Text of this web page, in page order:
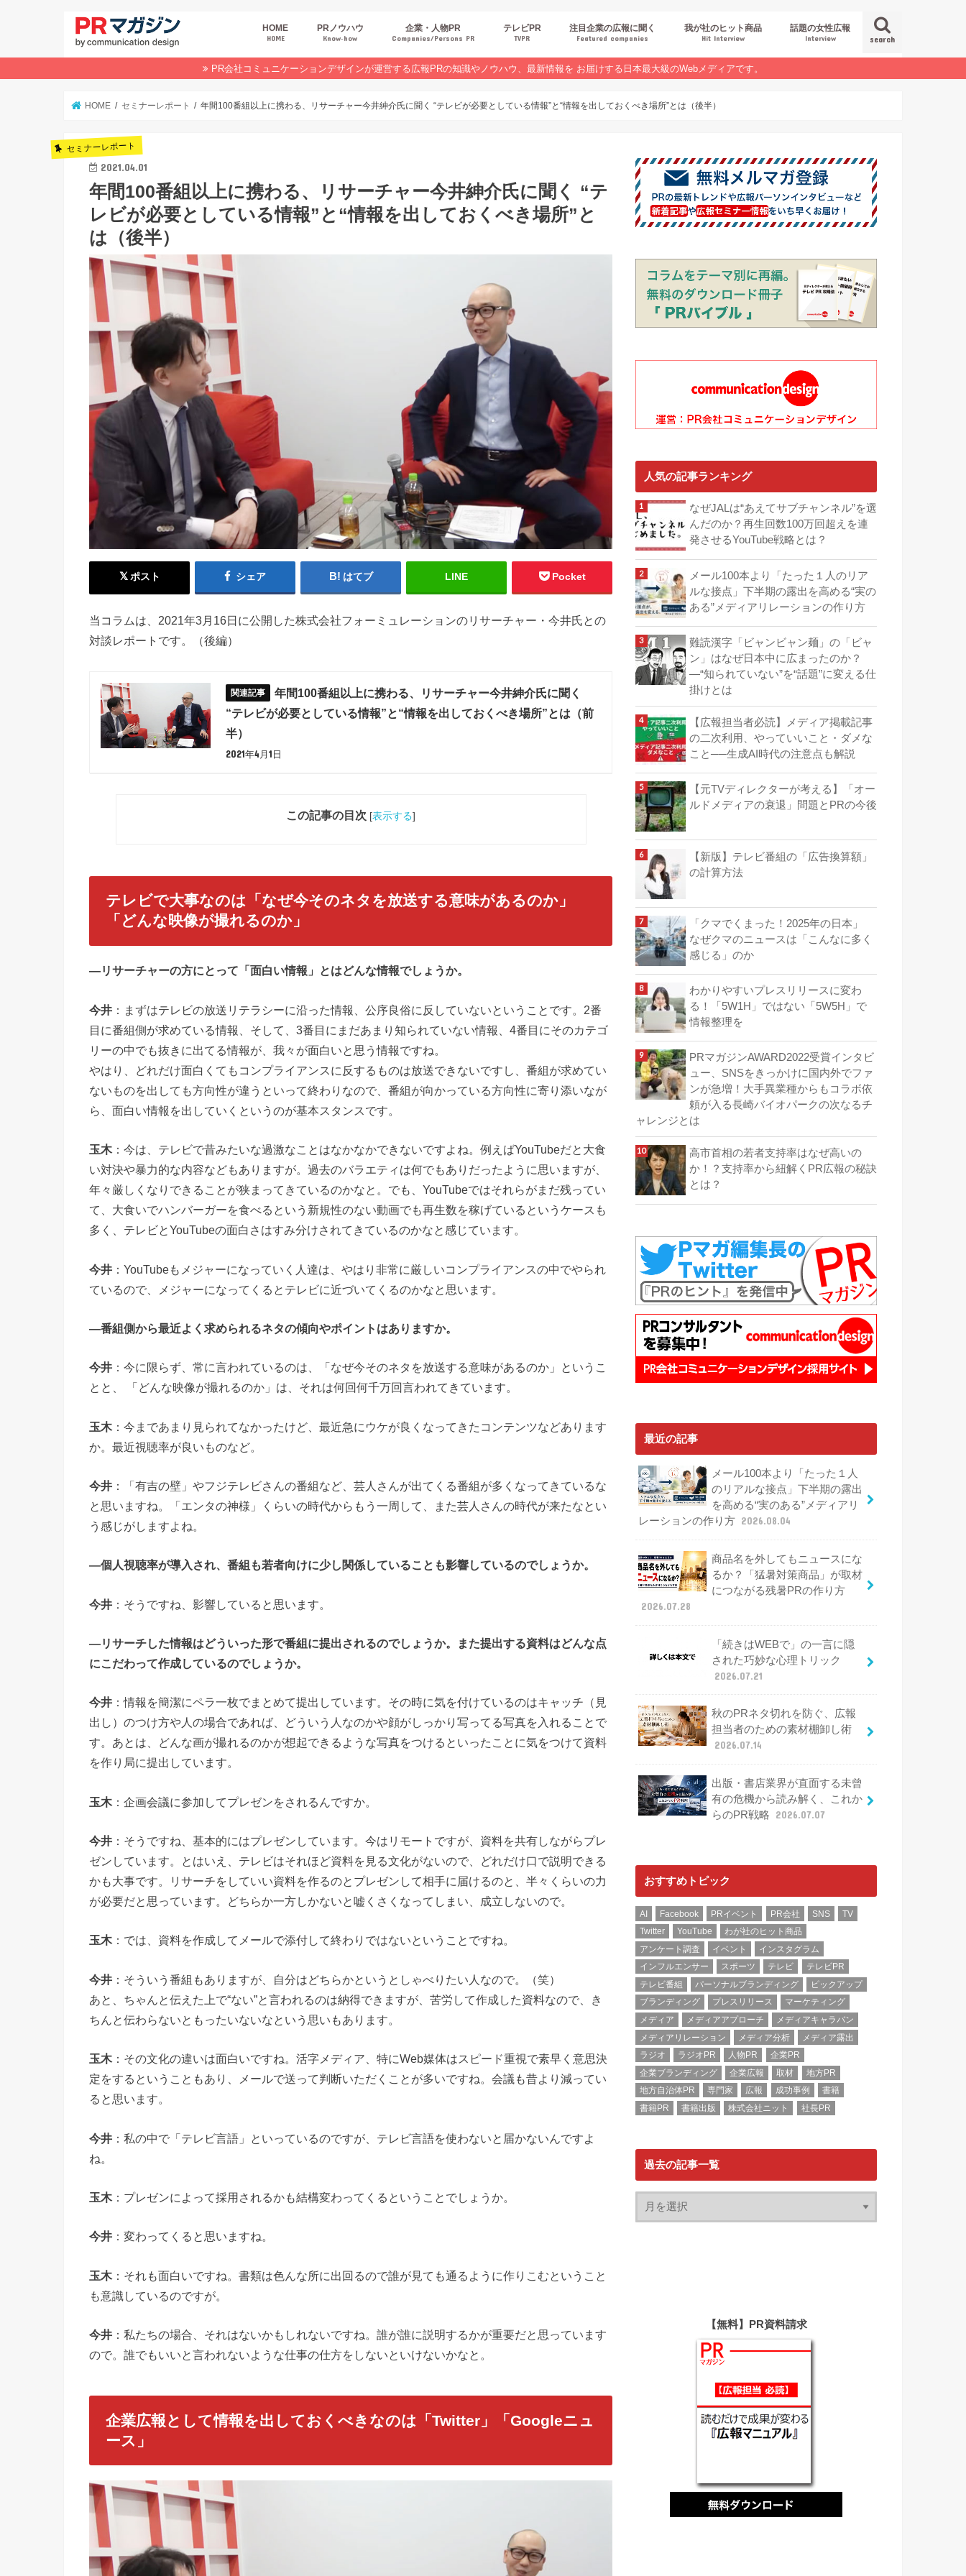
search
HOME
HOME
PRノウハウ
Know‐how
広報スキルUP
商品・サービスPR
デジタルPR
PRトレンド
イベントPR
業界コラム
オンラインセミナーレポート
企業・人物PR
Companies/Persons PR
テレビPR
TVPR
注目企業の広報に聞く
Featured companies
我が社のヒット商品
Hit Interview
話題の女性広報
Interview
PR会社コミュニケーションデザインが運営する広報PRの知識やノウハウ、最新情報を お届けする日本最大級のWebメディアです。
HOME セミナーレポート 年間100番組以上に携わる、リサーチャー今井紳介氏に聞く “テレビが必要としている情報”と“情報を出しておくべき場所”とは（後半）
セミナーレポート
2021.04.01
年間100番組以上に携わる、リサーチャー今井紳介氏に聞く “テ
レビが必要としている情報”と“情報を出しておくべき場所”と
は（後半）
ポスト シェア はてブ LINE Pocket
当コラムは、2021年3月16日に公開した株式会社フォーミュレーションのリサーチャー・今井氏との
対談レポートです。（後編）
年間100番組以上に携わる、リサーチャー今井紳介氏に聞く
“テレビが必要としている情報”と“情報を出しておくべき場所”とは（前
半）
2021年4月1日
この記事の目次 [表示する]
テレビで大事なのは「なぜ今そのネタを放送する意味があるのか」
「どんな映像が撮れるのか」
―リサーチャーの方にとって「面白い情報」とはどんな情報でしょうか。
今井 ：まずはテレビの放送リテラシーに沿った情報、公序良俗に反していないということです。2番
目に番組側が求めている情報、そして、3番目にまだあまり知られていない情報、4番目にそのカテゴ
リーの中でも抜きに出てる情報が、我々が面白いと思う情報ですね。
やはり、どれだけ面白くてもコンプライアンスに反するものは放送できないですし、番組が求めてい
ないものを出しても方向性が違うといって終わりなので、番組が向かっている方向性に寄り添いなが
ら、面白い情報を出していくというのが基本スタンスです。
玉木：今は、テレビで昔みたいな過激なことはなかなかできないですよね。例えばYouTubeだと大食
い対決や暴力的な内容などもありますが。過去のバラエティは何でもありだったように思いますが、
年々厳しくなりできることが狭まってきているのかなと。でも、YouTubeではそれらがまだ残ってい
て、大食いでハンバーガーを食べるという新規性のない動画でも再生数を稼げているというケースも
多く、テレビとYouTubeの面白さはすみ分けされてきているのかなと感じています。
今井 ：YouTubeもメジャーになっていく人達は、やはり非常に厳しいコンプライアンスの中でやられ
ているので、メジャーになってくるとテレビに近づいてくるのかなと思います。
―番組側から最近よく求められるネタの傾向やポイントはありますか。
今井 ：今に限らず、常に言われているのは、「なぜ今そのネタを放送する意味があるのか」というこ
とと、 「どんな映像が撮れるのか」は、それは何回何千万回言われてきています。
玉木：今まであまり見られてなかったけど、最近急にウケが良くなってきたコンテンツなどあります
か。最近視聴率が良いものなど。
今井 ：「有吉の壁」やフジテレビさんの番組など、芸人さんが出てくる番組が多くなってきているな
と思いますね。「エンタの神様」くらいの時代からもう一周して、また芸人さんの時代が来たなとい
う感じがしますよね。
―個人視聴率が導入され、番組も若者向けに少し関係していることも影響しているのでしょうか。
今井 ：そうですね、影響していると思います。
―リサーチした情報はどういった形で番組に提出されるのでしょうか。また提出する資料はどんな点
にこだわって作成しているのでしょうか。
今井 ：情報を簡潔にペラ一枚でまとめて提出しています。その時に気を付けているのはキャッチ（見
出し）のつけ方や人の場合であれば、どういう人なのかや顔がしっかり写ってる写真を入れることで
す。あとは、どんな画が撮れるのかが想起できるような写真をつけるといったことに気をつけて資料
を作り局に提出しています。
玉木：企画会議に参加してプレゼンをされるんですか。
今井 ：そうですね、基本的にはプレゼンしています。今はリモートですが、資料を共有しながらプレ
ゼンしています。とはいえ、テレビはそれほど資料を見る文化がないので、どれだけ口で説明できる
かも大事です。リサーチをしていい資料を作るのとプレゼンして相手に届けるのと、半々くらいの力
が必要だと思っています。どちらか一方しかないと嘘くさくなってしまい、成立しないので。
玉木：では、資料を作成してメールで添付して終わりではないということですね。
今井 ：そういう番組もありますが、自分はどちらかというとしゃべりたい人なので。（笑）
あと、ちゃんと伝えた上で“ない”と言われるのは納得できますが、苦労して作成した資料なので、き
ちんと伝わらないともったいないなという思いもあります。
玉木：その文化の違いは面白いですね。活字メディア、特にWeb媒体はスピード重視で素早く意思決
定をするということもあり、メールで送って判断いただくことが多いですね。会議も昔より減ってい
ると思います。
今井 ：私の中で「テレビ言語」といっているのですが、テレビ言語を使わないと届かないんですよ
ね。
玉木：プレゼンによって採用されるかも結構変わってくるということでしょうか。
今井 ：変わってくると思いますね。
玉木：それも面白いですね。書類は色んな所に出回るので誰が見ても通るように作りこむということ
も意識しているのですが。
今井 ：私たちの場合、それはないかもしれないですね。誰が誰に説明するかが重要だと思っています
ので。誰でもいいと言われないような仕事の仕方をしないといけないかなと。
企業広報として情報を出しておくべきなのは「Twitter」「Googleニュ
ース」
人気の記事ランキング
なぜJALは“あえてサブチャンネル”を選
んだのか？再生回数100万回超えを連
発させるYouTube戦略とは？
メール100本より「たった１人のリア
ルな接点」下半期の露出を高める“実の
ある”メディアリレーションの作り方
難読漢字「ビャンビャン麺」の「ビャ
ン」はなぜ日本中に広まったのか？
―“知られていない”を“話題”に変える仕
掛けとは
【広報担当者必読】メディア掲載記事
の二次利用、やっていいこと・ダメな
こと──生成AI時代の注意点も解説
【元TVディレクターが考える】「オー
ルドメディアの衰退」問題とPRの今後
【新版】テレビ番組の「広告換算額」
の計算方法
「クマでくまった！2025年の日本」
なぜクマのニュースは「こんなに多く
感じる」のか
わかりやすいプレスリリースに変わ
る！「5W1H」ではない「5W5H」で
情報整理を
PRマガジンAWARD2022受賞インタビ
ュー、SNSをきっかけに国内外でファ
ンが急増！大手異業種からもコラボ依
頼が入る長崎バイオパークの次なるチ
ャレンジとは
高市首相の若者支持率はなぜ高いの
か！？支持率から紐解くPR広報の秘訣
とは？
最近の記事
メール100本より「たった１人
のリアルな接点」下半期の露出
を高める“実のある”メディアリ
レーションの作り方 2026.08.04
商品名を外してもニュースにな
るか？「猛暑対策商品」が取材
につながる残暑PRの作り方
2026.07.28
「続きはWEBで」の一言に隠
された巧妙な心理トリック
2026.07.21
秋のPRネタ切れを防ぐ、広報
担当者のための素材棚卸し術
2026.07.14
出版・書店業界が直面する未曾
有の危機から読み解く、これか
らのPR戦略
2026.07.07
おすすめトピック
AI Facebook PRイベント PR会社 SNS
TV
Twitter
YouTube
わが社のヒット商品
アンケート調査
イベント
インスタグラム
インフルエンサー
スポーツ テレビ
テレビPR
テレビ番組
パーソナルブランディング
ピックアップ
ブランディング
プレスリリース
マーケティング
メディア
メディアアプローチ
メディアキャラバン
メディアリレーション
メディア分析
メディア露出
ラジオ
ラジオPR 人物PR
企業PR
企業ブランディング
企業広報 取材
地方PR
地方自治体PR
専門家 広報 成功事例
書籍
書籍PR
書籍出版 株式会社ニット 社長PR
過去の記事一覧
【無料】PR資料請求